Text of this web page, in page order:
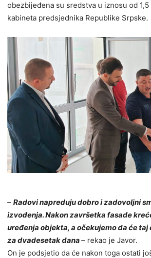
obezbijeđena su sredstva u iznosu od
kabineta predsjednika Republike Srpske.
– Radovi napreduju dobro i zadovoljni
izvođenja. Nakon završetka fasade
uređenja objekta, a očekujemo da će
za dvadesetak dana – rekao je Javor.
On je podsjetio da će nakon toga ostati